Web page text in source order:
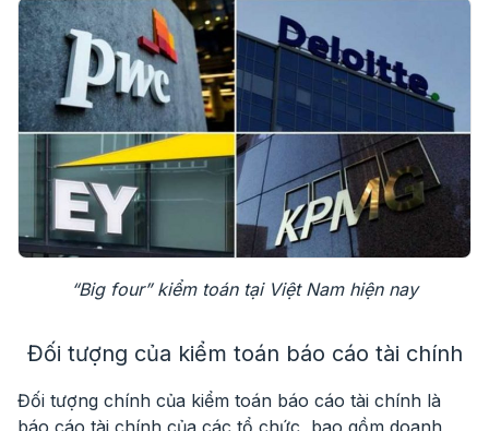
“Big four” kiểm toán tại Việt Nam hiện nay
Đối tượng của kiểm toán báo cáo tài chính
Đối tượng chính của kiểm toán báo cáo tài chính là
báo cáo tài chính của các tổ chức, bao gồm doanh